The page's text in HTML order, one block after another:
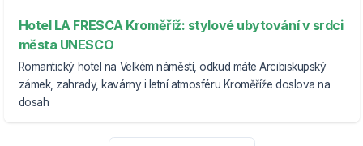
Hotel LA FRESCA Kroměříž: stylové ubytování v srdci
města UNESCO
Romantický hotel na Velkém náměstí, odkud máte Arcibiskupský
zámek, zahrady, kavárny i letní atmosféru Kroměříže doslova na
dosah